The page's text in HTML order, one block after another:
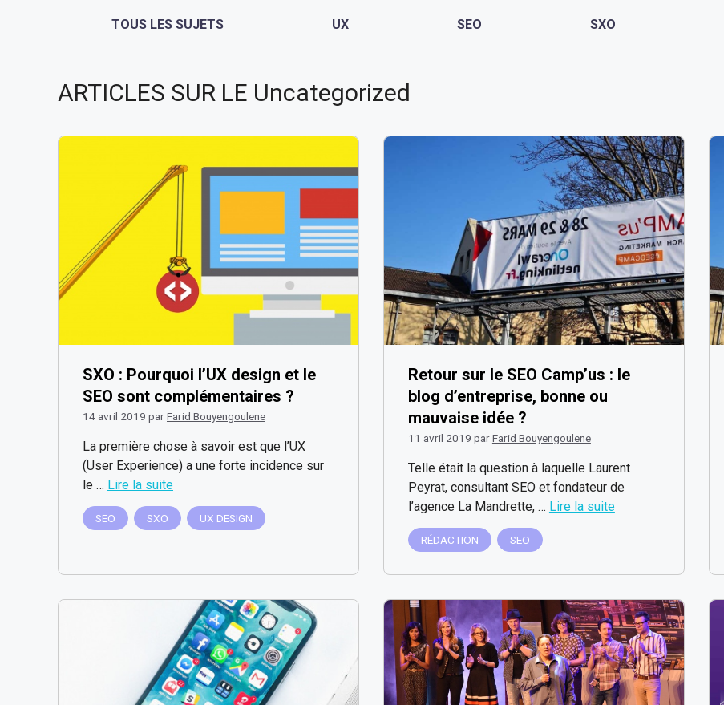
TOUS LES SUJETS UX SEO SXO
ARTICLES SUR LE Uncategorized
SXO : Pourquoi l’UX design et le
SEO sont complémentaires ?
14 avril 2019 parFarid Bouyengoulene
La première chose à savoir est que l’UX
(User Experience) a une forte incidence sur
le … Lire la suite
SEO SXO UX DESIGN
Retour sur le SEO Camp’us : le
blog d’entreprise, bonne ou
mauvaise idée ?
11 avril 2019 parFarid Bouyengoulene
Telle était la question à laquelle Laurent
Peyrat, consultant SEO et fondateur de
l’agence La Mandrette, … Lire la suite
RÉDACTION SEO